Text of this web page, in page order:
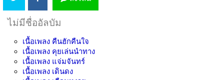
ไม่มีชื่ออัลบัม
เนื้อเพลง คืนฮักคืนใจ
เนื้อเพลง คุยเล่นนำทาง
เนื้อเพลง แจ่มจันทร์
เนื้อเพลง เดินดง